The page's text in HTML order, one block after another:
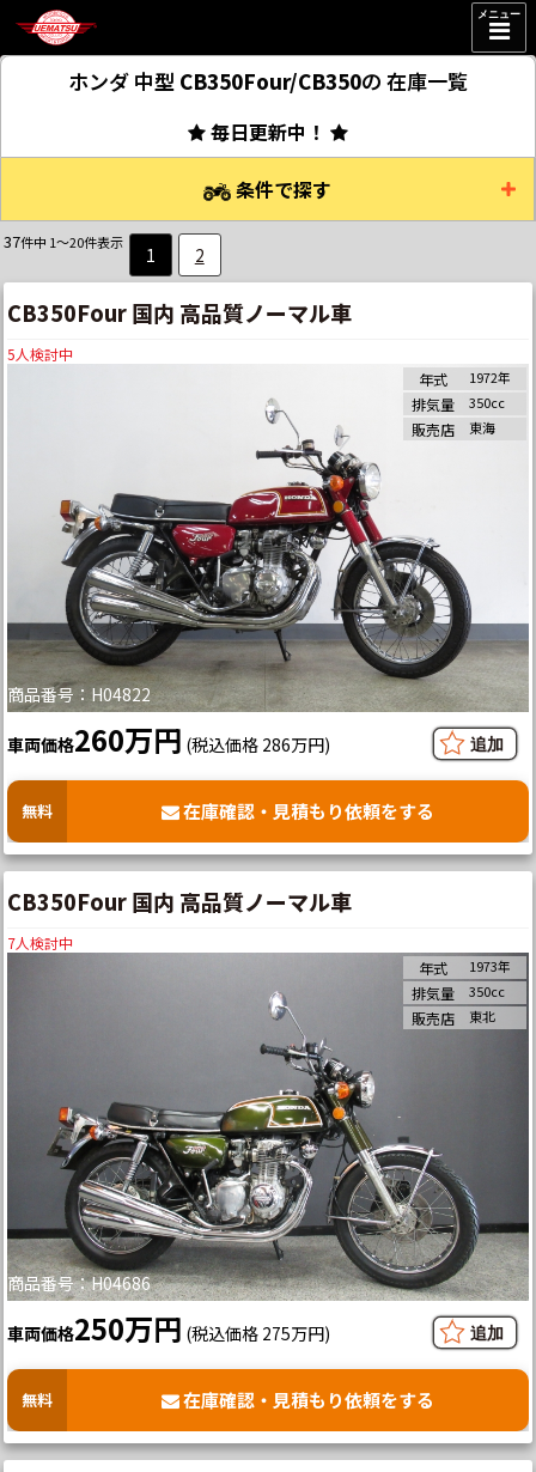
メニュー
ホンダ 中型 CB350Four/CB350の 在庫一覧
毎日更新中！
条件で探す
37件中 1～20件表示
1 2
CB350Four 国内 高品質ノーマル車
5人検討中
商品番号：H04822
年式 1972年
排気量 350cc
販売店 東海
車両価格260万円 (税込価格 286万円)
無料 在庫確認・見積もり依頼をする
CB350Four 国内 高品質ノーマル車
7人検討中
商品番号：H04686
年式 1973年
排気量 350cc
販売店 東北
車両価格250万円 (税込価格 275万円)
無料 在庫確認・見積もり依頼をする